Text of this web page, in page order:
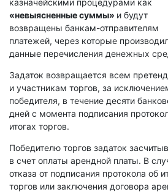
казначейскими процедурами как
«невыясненные суммы» и будут
возвращены банкам-отправителям
платежей, через которые
данные перечисления денежных
Задаток возвращается всем
и участникам торгов, за
победителя, в течение десяти
дней с момента подписания
итогах торгов.
Победителю торгов задаток
в счет оплаты арендной платы. В
отказа от подписания протокола об
торгов или заключения договора